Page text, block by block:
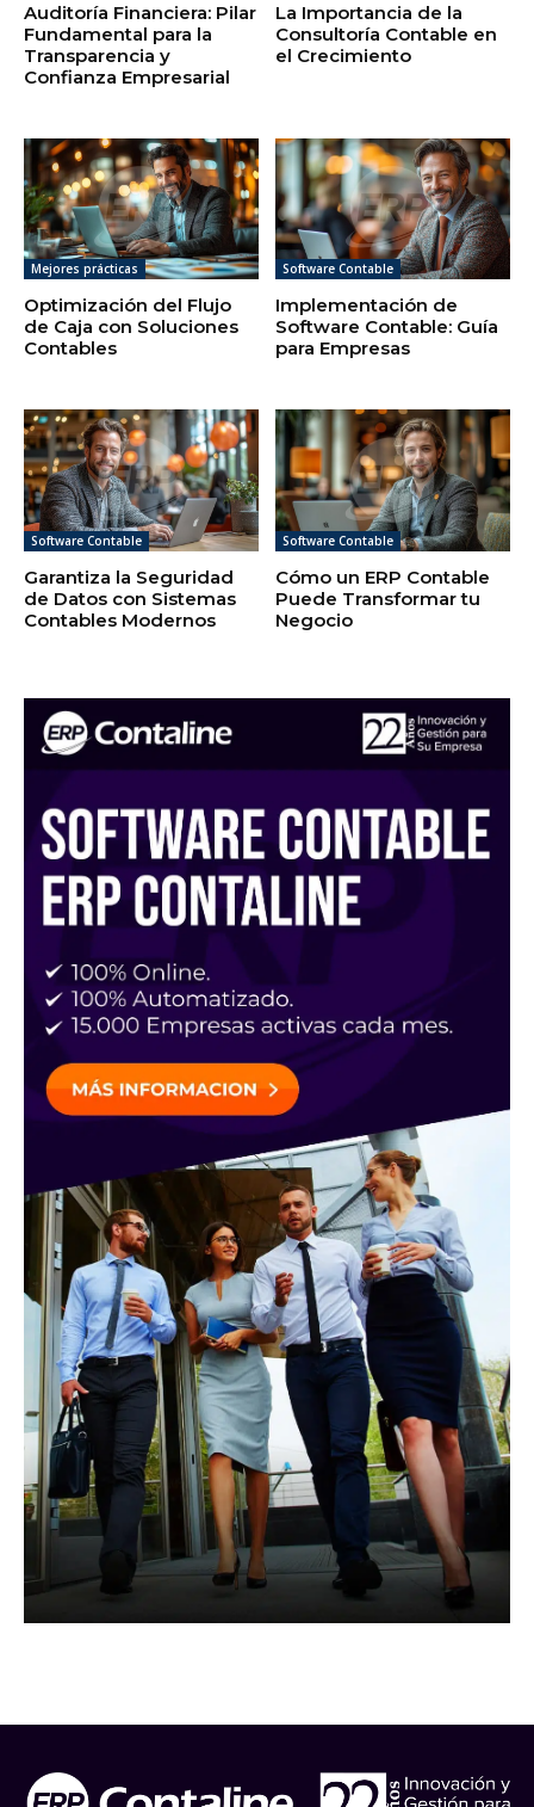
Auditoría Financiera: Pilar
Fundamental para la
Transparencia y
Confianza Empresarial
La Importancia de la
Consultoría Contable en
el Crecimiento
Mejores prácticas
Optimización del Flujo
de Caja con Soluciones
Contables
Software Contable
Implementación de
Software Contable: Guía
para Empresas
Software Contable
Garantiza la Seguridad
de Datos con Sistemas
Contables Modernos
Software Contable
Cómo un ERP Contable
Puede Transformar tu
Negocio